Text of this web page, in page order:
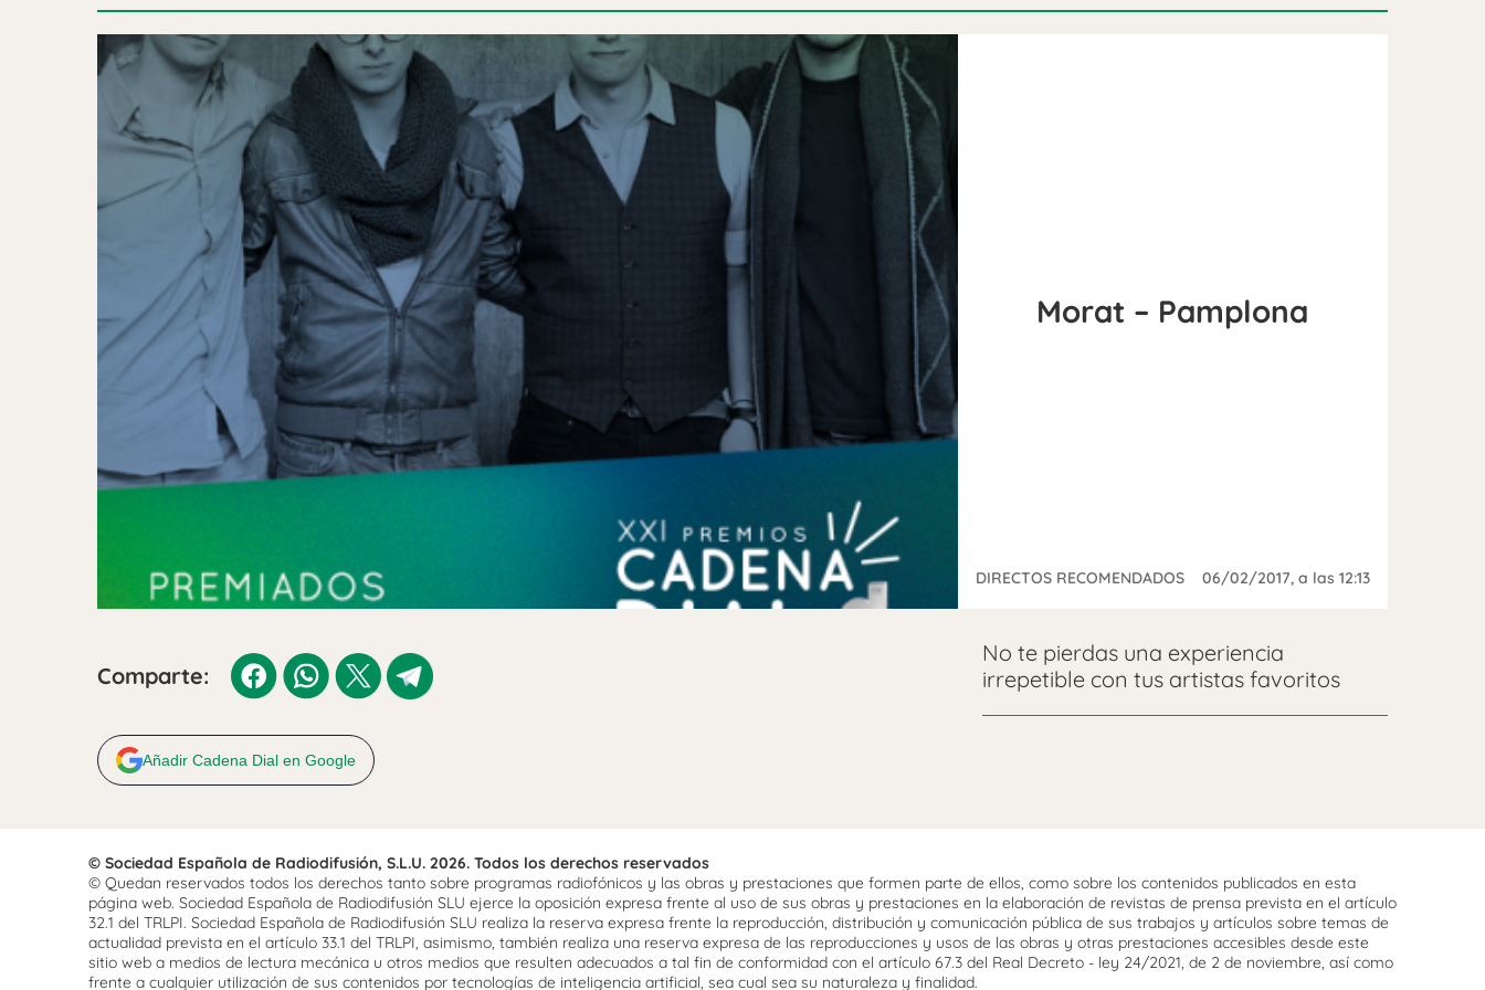
Morat – Pamplona
DIRECTOS RECOMENDADOS 06/02/2017, a las 12:13
Comparte:
Añadir Cadena Dial en Google
No te pierdas una experiencia
irrepetible con tus artistas favoritos
© Sociedad Española de Radiodifusión, S.L.U. 2026. Todos los derechos reservados
© Quedan reservados todos los derechos tanto sobre programas radiofónicos y las obras y prestaciones que formen parte de ellos, como sobre los contenidos publicados en esta
página web. Sociedad Española de Radiodifusión SLU ejerce la oposición expresa frente al uso de sus obras y prestaciones en la elaboración de revistas de prensa prevista en el artículo
32.1 del TRLPI. Sociedad Española de Radiodifusión SLU realiza la reserva expresa frente la reproducción, distribución y comunicación pública de sus trabajos y artículos sobre temas de
actualidad prevista en el artículo 33.1 del TRLPI, asimismo, también realiza una reserva expresa de las reproducciones y usos de las obras y otras prestaciones accesibles desde este
sitio web a medios de lectura mecánica u otros medios que resulten adecuados a tal fin de conformidad con el artículo 67.3 del Real Decreto - ley 24/2021, de 2 de noviembre, así como
frente a cualquier utilización de sus contenidos por tecnologías de inteligencia artificial, sea cual sea su naturaleza y finalidad.